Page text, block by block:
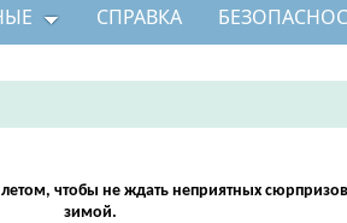
СПРАВКА
чтобы не ждать неприятных
зимой.